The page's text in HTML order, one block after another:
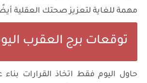
مهمة للغاية لتعزيز صحتك العقلية
توقعات برج العقرب
حاول اليوم فقط اتخاذ القرارات